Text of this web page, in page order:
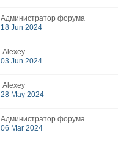
Администратор форума
18 Jun 2024
Alexey
03 Jun 2024
Alexey
28 May 2024
Администратор форума
06 Mar 2024